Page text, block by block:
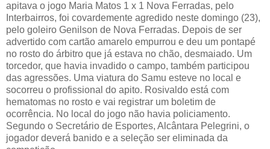
apitava o jogo Maria Matos 1 x 1 Nova Ferradas, pelo
Interbairros, foi covardemente agredido neste domingo (23),
pelo goleiro Genilson de Nova Ferradas. Depois de ser
advertido com cartão amarelo empurrou e deu um pontapé
no rosto do árbitro que já estava no chão, desmaiado. Um
torcedor, que havia invadido o campo, também participou
das agressões. Uma viatura do Samu esteve no local e
socorreu o profissional do apito. Rosivaldo está com
hematomas no rosto e vai registrar um boletim de
ocorrência. No local do jogo não havia policiamento.
Segundo o Secretário de Esportes, Alcântara Pelegrini, o
jogador deverá banido e a seleção ser eliminada da